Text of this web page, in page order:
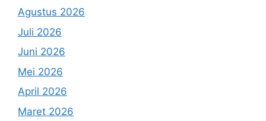
Agustus 2026
Juli 2026
Juni 2026
Mei 2026
April 2026
Maret 2026